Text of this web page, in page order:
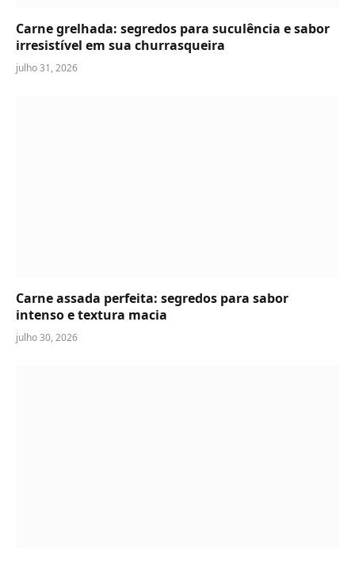
Carne grelhada: segredos para suculência e sabor
irresistível em sua churrasqueira
julho 31, 2026
Carne assada perfeita: segredos para sabor
intenso e textura macia
julho 30, 2026